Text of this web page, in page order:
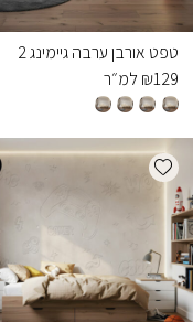
טפט אורבן ערבה גיימינג 2
₪129 למ״ר
Add wishlist